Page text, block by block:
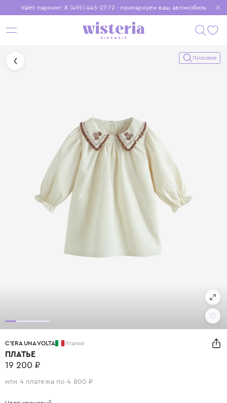
Valet-паркинг: 8 (495) 445-27-72 - припаркуем ваш автомобиль
Бесплатная доставка при заказе от 15 000 ₽
Установите приложение, чтобы покупки были еще удобнее
Похожие
C'ERA UNA VOLTA Италия
ПЛАТЬЕ
19 200 ₽
или 4 платежа по 4 800 ₽